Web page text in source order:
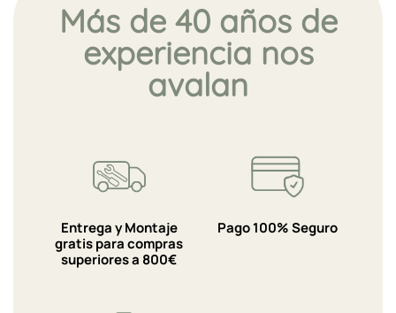
Más de 40 años de
experiencia nos
avalan
Entrega y Montaje
gratis para compras
superiores a 800€
Pago 100% Seguro